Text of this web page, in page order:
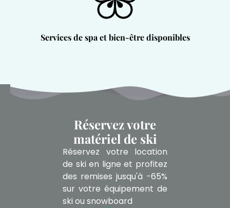
Services de spa et bien-être disponibles
Réservez votre
matériel de ski
Réservez votre location
de ski en ligne et profitez
des remises jusqu'à -65%
sur votre équipement de
ski ou snowboard